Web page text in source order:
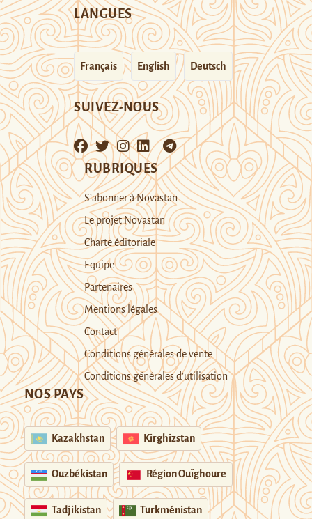
LANGUES
Français English Deutsch
SUIVEZ-NOUS
RUBRIQUES
S’abonner à Novastan
Le projet Novastan
Charte éditoriale
Equipe
Partenaires
Mentions légales
Contact
Conditions générales de vente
Conditions générales d’utilisation
NOS PAYS
Kazakhstan Kirghizstan
Ouzbékistan Région Ouïghoure
Tadjikistan Turkménistan